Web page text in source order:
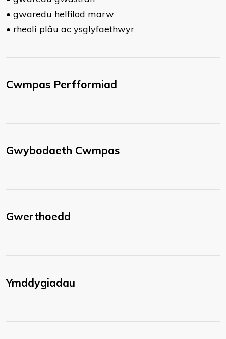
• gwaredu helfilod marw
• rheoli plâu ac ysglyfaethwyr
Cwmpas Perfformiad
Gwybodaeth Cwmpas
Gwerthoedd
Ymddygiadau